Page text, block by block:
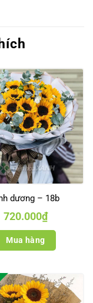
dương – 18b
720.000₫
Mua hàng